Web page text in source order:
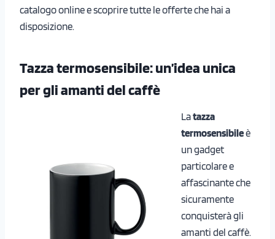
catalogo online e scoprire tutte le offerte che hai a
disposizione.
Tazza termosensibile: un’idea unica
per gli amanti del caffè
Latazza
termosensibileè
un gadget
particolare e
affascinante che
sicuramente
conquisterà gli
amanti del caffè.